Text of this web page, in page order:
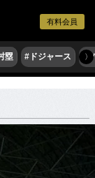
有料会員
塁 #ドジャース #
〉